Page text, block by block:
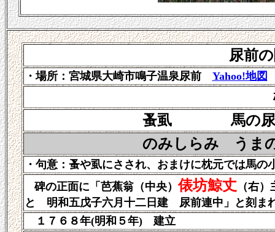
尿前
・場所：宮城県大崎市鳴子温泉尿前 Yahoo!地図
蚤虱 馬の尿す
のみしらみ うまのばり
・句意：蚤や虱にさされ、おまけに枕元では馬
碑の正面に「芭蕉翁（中央）俵坊鯨丈（右）
と 明和五戊子六月十二日建 尿前連中」と刻ま
１７６８年(明和５年) 建立